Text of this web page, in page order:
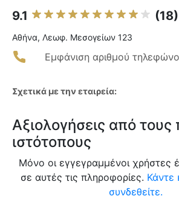
9.1 (18)
Αθήνα, Λεωφ. Μεσογείων 123
Εμφάνιση αριθμού
Σχετικά με την εταιρεία:
Αξιολογήσεις από
ιστότοπους
Μόνο οι εγγεγραμμένοι χρήστες
σε αυτές τις πληροφορίες. Κάντε
συνδεθείτε.